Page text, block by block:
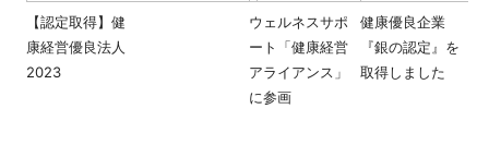
【認定取得】健
康経営優良法人
2023
ウェルネスサポ
ート「健康経営
アライアンス」
に参画
健康優良企業
『銀の認定』を
取得しました